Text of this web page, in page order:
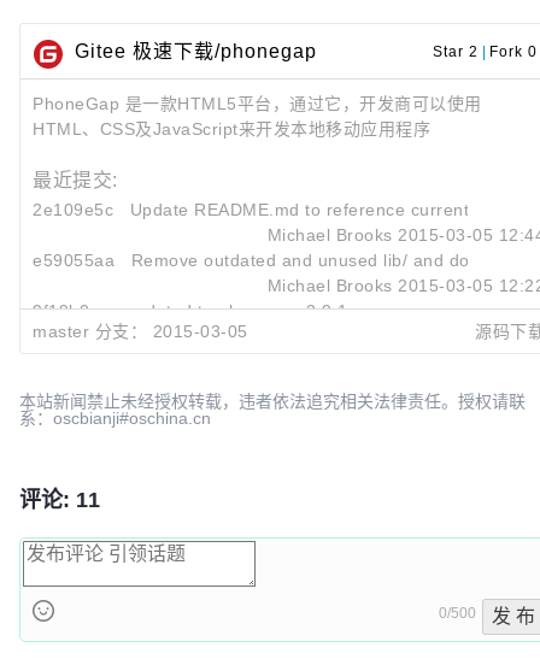
Gitee 极速下载/phonegap Star 2 | Fork 0
PhoneGap 是一款HTML5平台，通过它，开发商可以使用
HTML、CSS及JavaScript来开发本地移动应用程序
最近提交:
2e109e5c
Update README.md to reference current
Michael Brooks 2015-03-05
e59055aa
Remove outdated and unused lib/ and doc/
Michael Brooks 2015-03-05
9f19b0ac
updated to phonegap 2.9.1
2013-11-06
master 分支： 2015-03-05 源码下
本站新闻禁止未经授权转载，违者依法追究相关法律责任。授权请联
系：oscbianji#oschina.cn
评论: 11
0/500 发 布